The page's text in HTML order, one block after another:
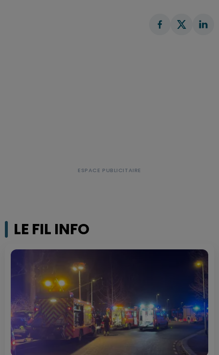
LE FIL INFO